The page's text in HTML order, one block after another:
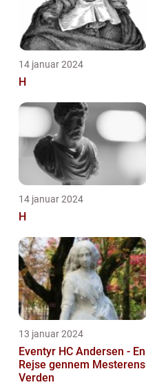
14 januar 2024
H
14 januar 2024
H
13 januar 2024
Eventyr HC Andersen - En
Rejse gennem Mesterens
Verden